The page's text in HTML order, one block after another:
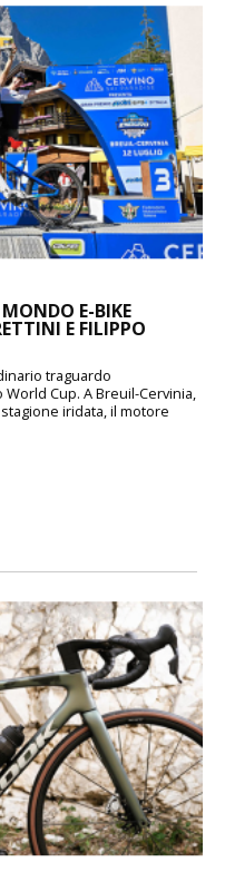
E-BIKE
E FILIPPO
traguardo
Cup. A Breuil-Cervinia,
iridata, il motore